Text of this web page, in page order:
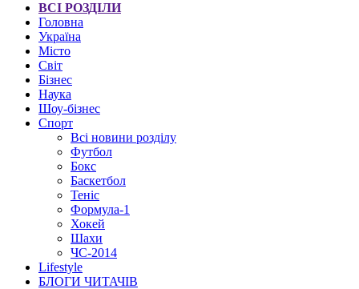
ВСІ РОЗДІЛИ
Головна
Україна
Місто
Світ
Бізнес
Наука
Шоу-бізнес
Спорт
Всі новини розділу
Футбол
Бокс
Баскетбол
Теніс
Формула-1
Хокей
Шахи
ЧС-2014
Lifestyle
БЛОГИ ЧИТАЧІВ